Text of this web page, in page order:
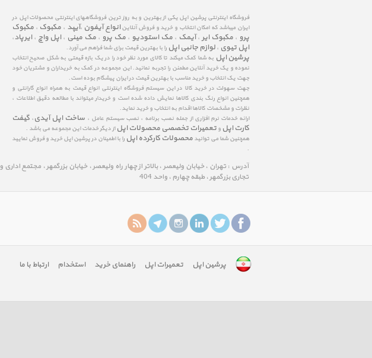
فروشگاه اینترنتی پرشین اپل یکی از بهترین و به روز ترین فروشگاههای اینترنتی محصولات اپل در
ایران میباشد که امکان انتخاب و خرید و فروش آنلاینانواع آیفون ،آیپد ، مکبوک ، مکبوک
پرو ، مکبوک ایر ، آیمک ، مک استودیو ، مک پرو ، مک مینی ، اپل واچ ، ایرپاد،
اپل تیوی ، لوازم جانبی اپل را با بهترین قیمت برای شما فراهم می آورد.
پرشین اپل به شما کمک میکند تا کالای مورد نظر خود را در یک بازه قیمتی به شکل صحیح انتخاب
نموده و یک خرید آنلاین مطمئن را تجربه نمائید. این مجموعه در کمک به خریداران و مشتریان خود
جهت یک انتخاب و خرید مناسب با بهترین قیمت در ایران پیشگام بوده است.
جهت سهولت در خرید کالا در این سیستم فروشگاه اینترنتی انواع قیمت به همراه انواع گارانتی و
همچنین انواع رنگ بندی کالاها نمایش داده شده است و خریدار میتواند با مطالعه دقیق اطلاعات ،
نظرات و مشخصات کالاها اقدام به انتخاب و خرید نماید.
ارائه خدمات نرم افزاری از جمله نصب برنامه ، نصب سیستم عامل ، ساخت اپل آیدی ، گیفت
کارت اپل و تعمیرات تخصصی محصولات اپل از دیگر خدمات این مجموعه می باشد .
همچنین شما می توانید محصولات کارکرده اپل را با اطمینان در پرشین اپل خرید و فروش نمایید
.
آدرس : تهران ، خیابان ولیعصر ، بالاتر از چهار راه ولیعصر ، خیابان بزرگمهر ، مجتمع اداری و
تجاری بزرگمهر ، طبقه چهارم ، واحد 404
پرشین اپل تعمیرات اپل راهنمای خرید استخدام ارتباط با ما